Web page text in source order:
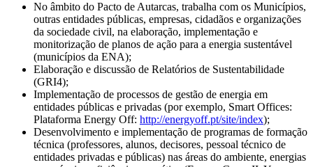
No âmbito do Pacto de Autarcas, trabalha com os Municípios,
outras entidades públicas, empresas, cidadãos e organizações
da sociedade civil, na elaboração, implementação e
monitorização de planos de ação para a energia sustentável
(municípios da ENA);
Elaboração e discussão de Relatórios de Sustentabilidade
(GRI4);
Implementação de processos de gestão de energia em
entidades públicas e privadas (por exemplo, Smart Offices:
Plataforma Energy Off: http://energyoff.pt/site/index);
Desenvolvimento e implementação de programas de formação
técnica (professores, alunos, decisores, pessoal técnico de
entidades privadas e públicas) nas áreas do ambiente, energias